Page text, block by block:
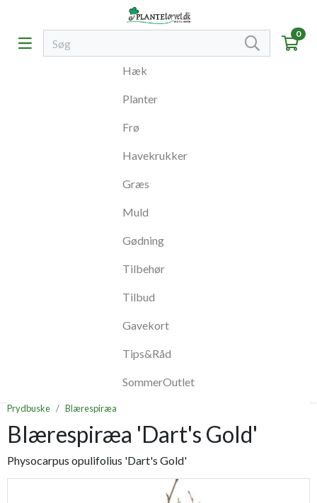
0
Hæk
Planter
Frø
Havekrukker
Græs
Muld
Gødning
Tilbehør
Tilbud
Gavekort
Tips&Råd
SommerOutlet
Prydbuske Blærespiræa
Blærespiræa 'Dart's Gold'
Physocarpus opulifolius 'Dart's Gold'